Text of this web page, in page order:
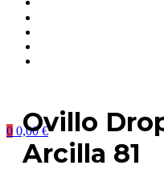
0 0,00€
Ovillo
Arcilla 81